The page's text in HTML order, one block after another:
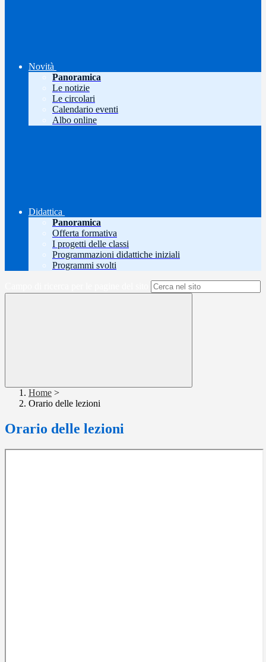
Novità
Panoramica
Le notizie
Le circolari
Calendario eventi
Albo online
Didattica
Panoramica
Offerta formativa
I progetti delle classi
Programmazioni didattiche iniziali
Programmi svolti
Home >
Orario delle lezioni
Orario delle lezioni